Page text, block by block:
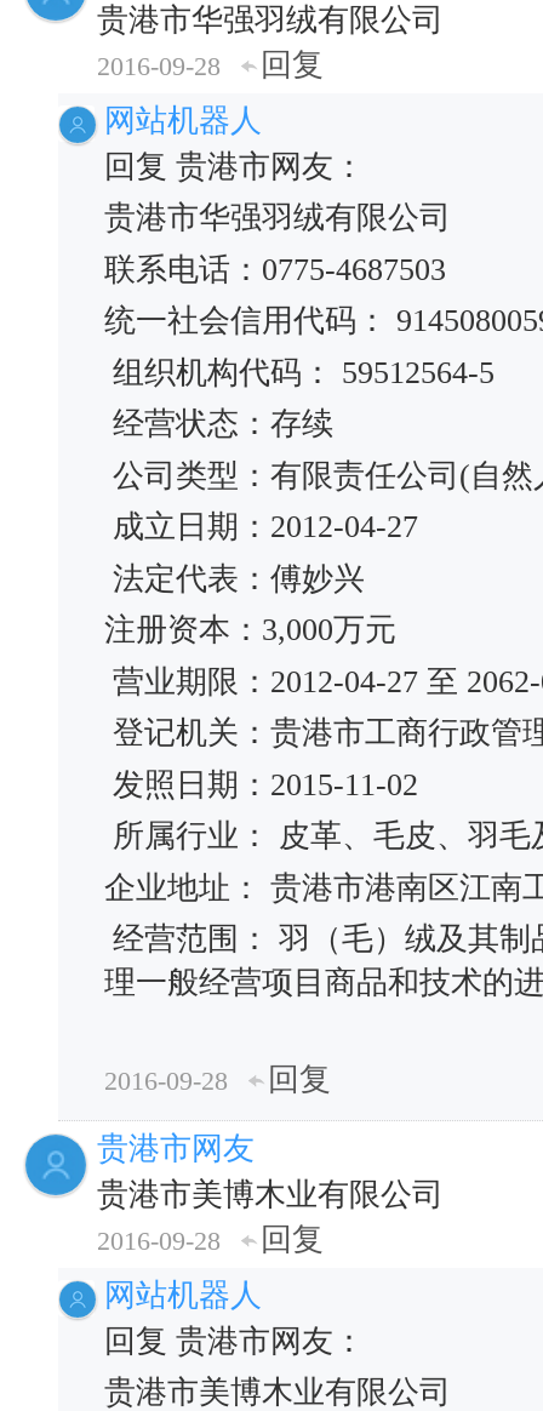
贵港市华强羽绒有限公司
2016-09-28
回复
网站机器人
回复 贵港市网友：
贵港市华强羽绒有限公司
联系电话：0775-4687503
统一社会信用代码：
组织机构代码： 59512564-5
经营状态：存续
公司类型：有限责任公司(自
成立日期：2012-04-27
法定代表：傅妙兴
注册资本：3,000万元
营业期限：2012-04-27 至
登记机关：贵港市工商行政管
发照日期：2015-11-02
所属行业： 皮革、毛皮、羽
企业地址： 贵港市港南区江南
经营范围： 羽（毛）绒及其
理一般经营项目商品和技术的
2016-09-28
回复
贵港市网友
贵港市美博木业有限公司
2016-09-28
回复
网站机器人
回复 贵港市网友：
贵港市美博木业有限公司